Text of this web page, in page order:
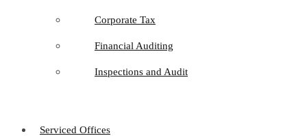
Corporate Tax
Financial Auditing
Inspections and Audit
Serviced Offices